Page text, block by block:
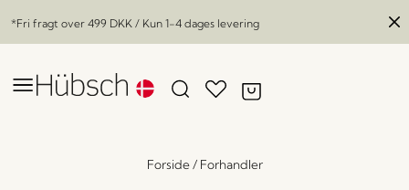
*Fri fragt over 499 DKK / Kun 1-4 dages levering
Forside/ Forhandler